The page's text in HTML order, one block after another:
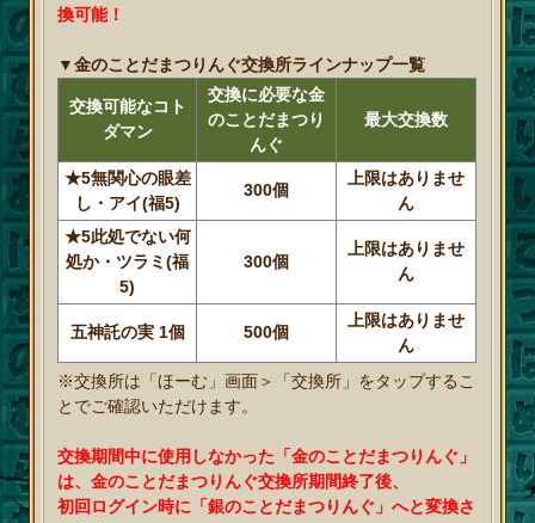
換可能！
▼金のことだまつりんぐ交換所ラインナップ一覧
交換可能なコト
ダマン
交換に必要な金
のことだまつり
んぐ
最大交換数
★5無関心の眼差
し・アイ(福5)
300個
上限はありませ
ん
★5此処でない何
処か・ツラミ(福
5)
300個
上限はありませ
ん
五神託の実 1個 500個
上限はありませ
ん
※交換所は「ほーむ」画面＞「交換所」をタップするこ
とでご確認いただけます。
交換期間中に使用しなかった「金のことだまつりんぐ」
は、金のことだまつりんぐ交換所期間終了後、
初回ログイン時に「銀のことだまつりんぐ」へと変換さ